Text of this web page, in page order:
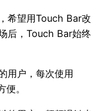
希望用Touch Bar改
后，Touch Bar始终
用户，每次使用
。